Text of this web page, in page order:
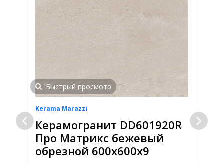
Быстрый просмотр
Kerama Marazzi
Керамогранит DD601920R
Про Матрикс бежевый
обрезной 600х600х9